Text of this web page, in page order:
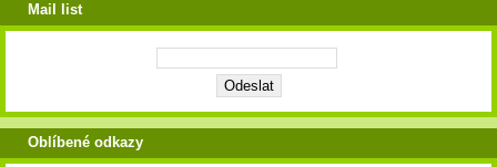
Mail list
Oblíbené odkazy